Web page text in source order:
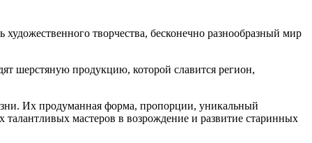
творчества, бесконечно разнообразный мир
шерстяную продукцию, которой славится регион,
Их продуманная форма, пропорции, уникальный
мастеров в возрождение и развитие старинных